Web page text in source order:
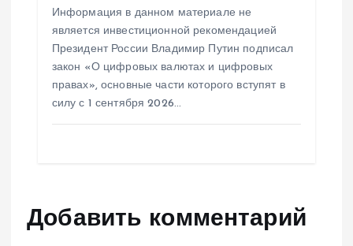
Информация в данном материале не
является инвестиционной рекомендацией
Президент России Владимир Путин подписал
закон «О цифровых валютах и цифровых
правах», основные части которого вступят в
силу с 1 сентября 2026…
Добавить комментарий